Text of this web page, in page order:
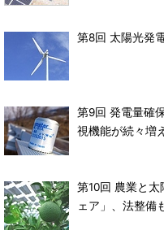
第8回 太陽光発
第9回 発電量確
視機能が続々増
第10回 農業と
ェア」、法整備